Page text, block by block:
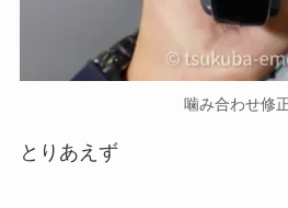
噛み合わせ修
とりあえず